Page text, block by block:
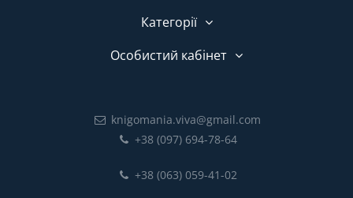
Категорії
Особистий кабінет
knigomania.viva@gmail.com
+38 (097) 694-78-64
+38 (063) 059-41-02